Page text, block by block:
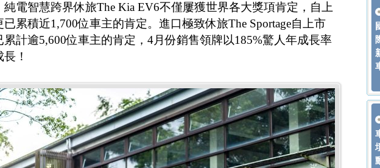
純電智慧跨界休旅The Kia EV6不僅屢獲世界各大獎項肯定，自上
已累積近1,700位車主的肯定。進口極致休旅The Sportage自上市
累計逾5,600位車主的肯定，4月份銷售領牌以185%驚人年成長率
！